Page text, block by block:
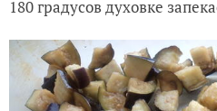
180 градусов духовке